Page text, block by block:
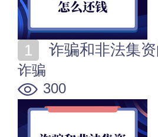
诈骗和非法集
诈骗
300